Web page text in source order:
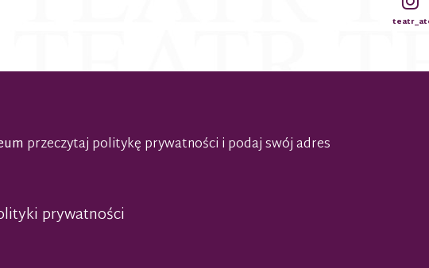
przeczytaj politykę prywatności i podaj swój adres
prywatności